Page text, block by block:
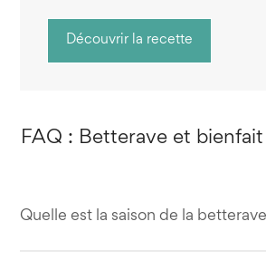
Découvrir la recette
FAQ : Betterave et
Quelle est la saison de la